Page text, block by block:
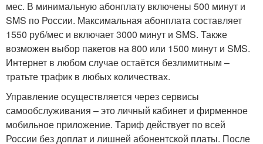
мес. В минимальную абонплату включены 500 минут и
SMS по России. Максимальная абонплата составляет
1550 руб/мес и включает 3000 минут и SMS. Также
возможен выбор пакетов на 800 или 1500 минут и SMS.
Интернет в любом случае остаётся безлимитным –
тратьте трафик в любых количествах.
Управление осуществляется через сервисы
самообслуживания – это личный кабинет и фирменное
мобильное приложение. Тариф действует по всей
России без доплат и лишней абонентской платы. После